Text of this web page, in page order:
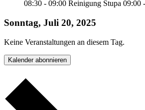
08:30 - 09:00 Reinigung Stupa 09:00
Sonntag, Juli 20, 2025
Keine Veranstaltungen an diesem Tag.
Kalender abonnieren